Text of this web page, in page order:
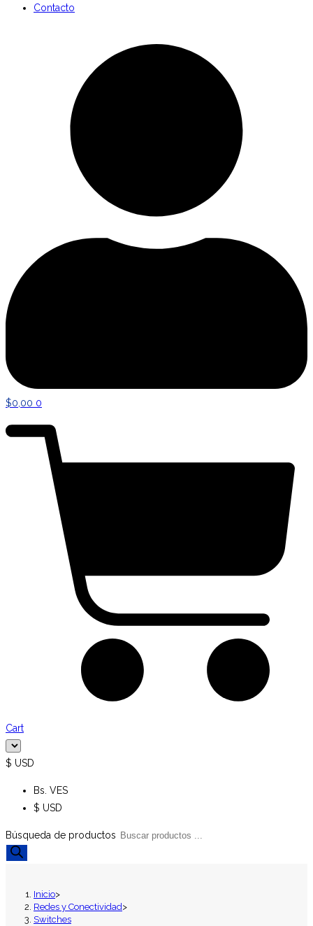
Contacto
$0,00 0
Cart
$ USD
Bs. VES
$ USD
Búsqueda de productos
Inicio>
Redes y Conectividad>
Switches